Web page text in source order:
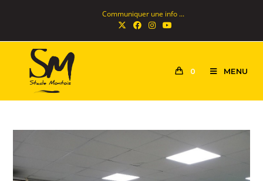
Communiquer une info ...
0 MENU